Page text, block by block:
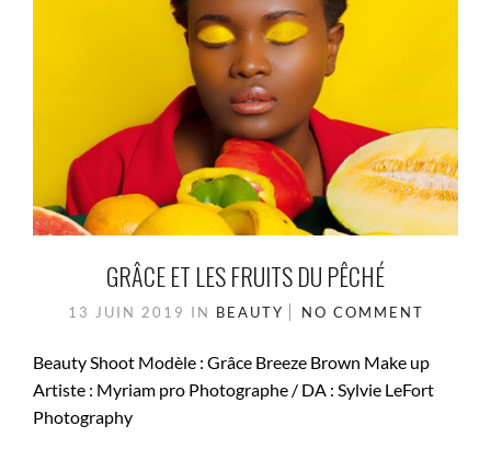
GRÂCE ET LES FRUITS DU PÊCHÉ
13 JUIN 2019 IN BEAUTY NO COMMENT
Beauty Shoot Modèle : Grâce Breeze Brown Make up
Artiste : Myriam pro Photographe / DA : Sylvie LeFort
Photography